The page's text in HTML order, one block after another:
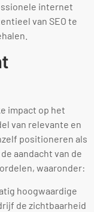
internet
van SEO te
impact op het
van relevante en
positioneren als
aandacht van de
waaronder:
hoogwaardige
de zichtbaarheid